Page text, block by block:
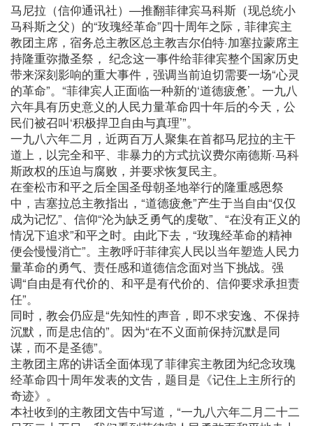
马尼拉（信仰通讯社）—推翻菲律宾马科斯（现总统小
马科斯之父）的“玫瑰经革命”四十周年之际，菲律宾主
教团主席，宿务总主教区总主教吉尔伯特·加塞拉蒙席主
持隆重弥撒圣祭， 纪念这一事件给菲律宾整个国家历史
带来深刻影响的重大事件，强调当前迫切需要一场“心灵
的革命”。“菲律宾人正面临一种新的‘道德疲惫’。一九八
六年具有历史意义的人民力量革命四十年后的今天，公
民们被召叫‘积极捍卫自由与真理’”。
一九八六年二月，近两百万人聚集在首都马尼拉的主干
道上，以完全和平、非暴力的方式抗议费尔南德斯·马科
斯政权的压迫与腐败，并要求恢复民主。
在奎松市和平之后全国圣母朝圣地举行的隆重感恩祭
中，吉塞拉总主教指出，“道德疲惫”产生于当自由“仅仅
成为记忆”、信仰“沦为缺乏勇气的虔敬”、“在没有正义的
情况下追求”和平之时。由此下去，“玫瑰经革命的精神
便会慢慢消亡”。主教呼吁菲律宾人民以当年塑造人民力
量革命的勇气、责任感和道德信念面对当下挑战。强
调“自由是有代价的、和平是有代价的、信仰要求承担责
任”。
同时，教会仍应是“先知性的声音，即不求安逸、不保持
沉默，而是忠信的”。因为“在不义面前保持沉默是同
谋，而不是圣德”。
主教团主席的讲话全面体现了菲律宾主教团为纪念玫瑰
经革命四十周年发表的文告，题目是《记住上主所行的
奇迹》。
本社收到的主教团文告中写道，“一九八六年二月二十二